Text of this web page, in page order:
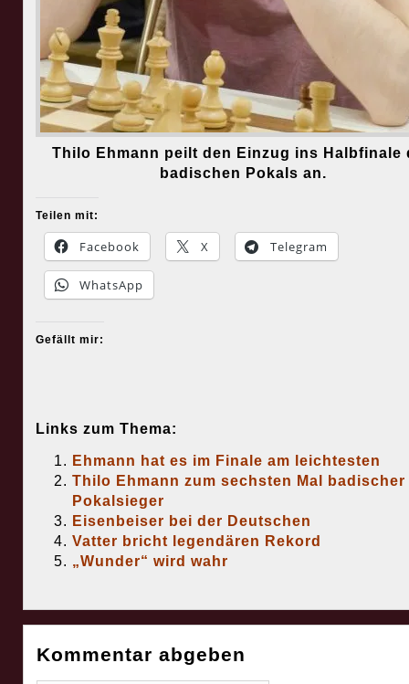
Thilo Ehmann peilt den Einzug ins Halbfinale
badischen Pokals an.
Teilen mit:
Facebook X Telegram
WhatsApp
Gefällt mir:
Links zum Thema:
Ehmann hat es im Finale am leichtesten
Thilo Ehmann zum sechsten Mal badischer
Pokalsieger
Eisenbeiser bei der Deutschen
Vatter bricht legendären Rekord
„Wunder“ wird wahr
Kommentar abgeben